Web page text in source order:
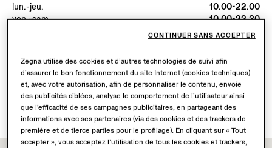
lun.-jeu.
10.00-22.00
ven.-sam.
10.00-22.30
10.00-22.00
SERVICES DISPONIBLES
Livraison en boutique non disponible.
Retours en boutique disponibles. En savoir plusici.
Zegna utilise des cookies et d’autres technologies de suivi afin
d’assurer le bon fonctionnement du site Internet (cookies techniques)
et, avec votre autorisation, afin de personnaliser le contenu, envoie
des publicités ciblées, analyse le comportement de l’utilisateur ainsi
que l’efficacité de ses campagnes publicitaires, en partageant des
informations avec ses partenaires (via des cookies et des trackers de
première et de tierce parties pour le profilage). En cliquant sur « Tout
accepter », vous acceptez l’utilisation de tous les cookies et trackers,
CONTINUER SANS ACCEPTER